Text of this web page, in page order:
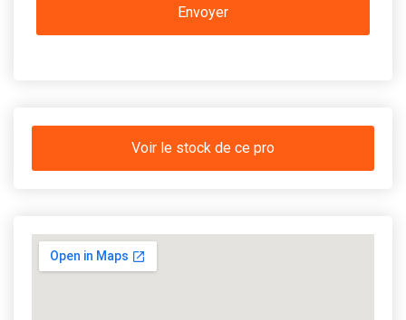
Voir le stock de ce pro